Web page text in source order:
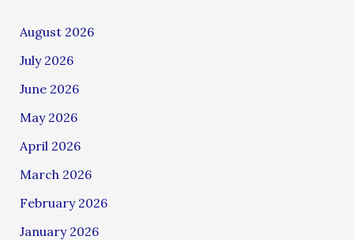
August 2026
July 2026
June 2026
May 2026
April 2026
March 2026
February 2026
January 2026